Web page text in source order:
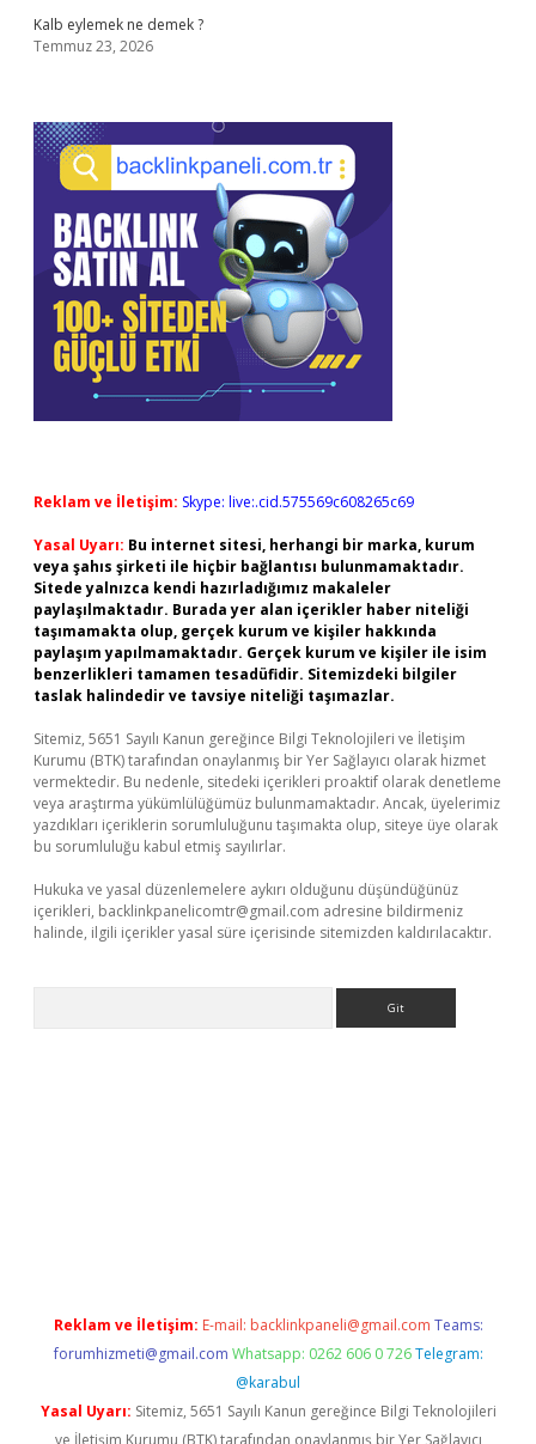
Kalb eylemek ne demek ?
Temmuz 23, 2026
Reklam ve İletişim: Skype: live:.cid.575569c608265c69
Yasal Uyarı: Bu internet sitesi, herhangi bir marka, kurum
veya şahıs şirketi ile hiçbir bağlantısı bulunmamaktadır.
Sitede yalnızca kendi hazırladığımız makaleler
paylaşılmaktadır. Burada yer alan içerikler haber niteliği
taşımamakta olup, gerçek kurum ve kişiler hakkında
paylaşım yapılmamaktadır. Gerçek kurum ve kişiler ile isim
benzerlikleri tamamen tesadüfidir. Sitemizdeki bilgiler
taslak halindedir ve tavsiye niteliği taşımazlar.
Sitemiz, 5651 Sayılı Kanun gereğince Bilgi Teknolojileri ve İletişim
Kurumu (BTK) tarafından onaylanmış bir Yer Sağlayıcı olarak hizmet
vermektedir. Bu nedenle, sitedeki içerikleri proaktif olarak denetleme
veya araştırma yükümlülüğümüz bulunmamaktadır. Ancak, üyelerimiz
yazdıkları içeriklerin sorumluluğunu taşımakta olup, siteye üye olarak
bu sorumluluğu kabul etmiş sayılırlar.
Hukuka ve yasal düzenlemelere aykırı olduğunu düşündüğünüz
içerikleri, backlinkpanelicomtr@gmail.com adresine bildirmeniz
halinde, ilgili içerikler yasal süre içerisinde sitemizden kaldırılacaktır.
Reklam ve İletişim: E-mail: backlinkpaneli@gmail.com Teams:
forumhizmeti@gmail.com Whatsapp: 0262 606 0 726 Telegram:
@karabul
Yasal Uyarı: Sitemiz, 5651 Sayılı Kanun gereğince Bilgi Teknolojileri
ve İletişim Kurumu (BTK) tarafından onaylanmış bir Yer Sağlayıcı